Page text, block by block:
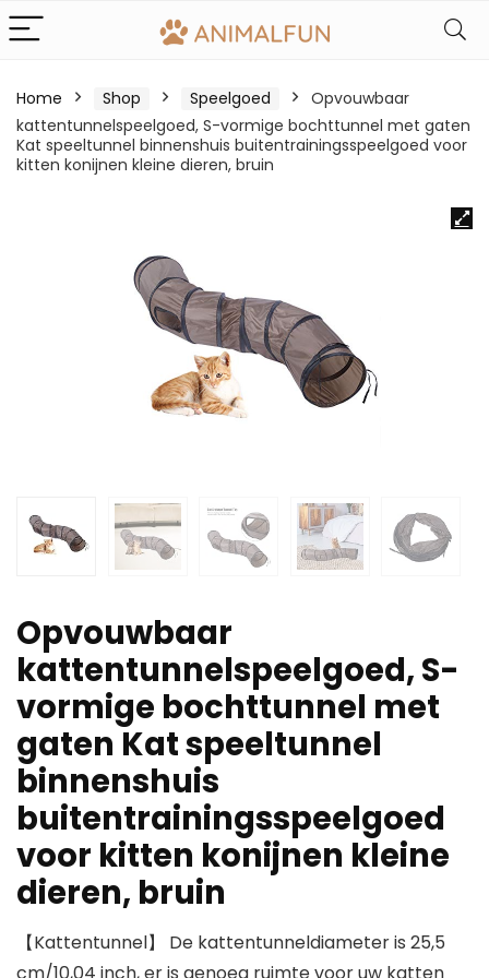
Home Shop Speelgoed
Opvouwbaar
kattentunnelspeelgoed, S-vormige bochttunnel met gaten
Kat speeltunnel binnenshuis buitentrainingsspeelgoed voor
kitten konijnen kleine dieren, bruin
Opvouwbaar
kattentunnelspeelgoed, S-
vormige bochttunnel met
gaten Kat speeltunnel
binnenshuis
buitentrainingsspeelgoed
voor kitten konijnen kleine
dieren, bruin
【Kattentunnel】 De kattentunneldiameter is 25,5